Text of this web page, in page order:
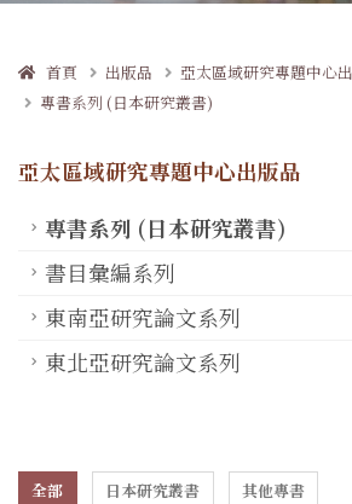
首頁 出版品
亞太區域研究專題中心
專書系列 (日本研究叢書)
亞太區域研究專題中心出版品
專書系列 (日本研究叢書)
書目彙編系列
東南亞研究論文系列
東北亞研究論文系列
全部 日本研究叢書 其他專書